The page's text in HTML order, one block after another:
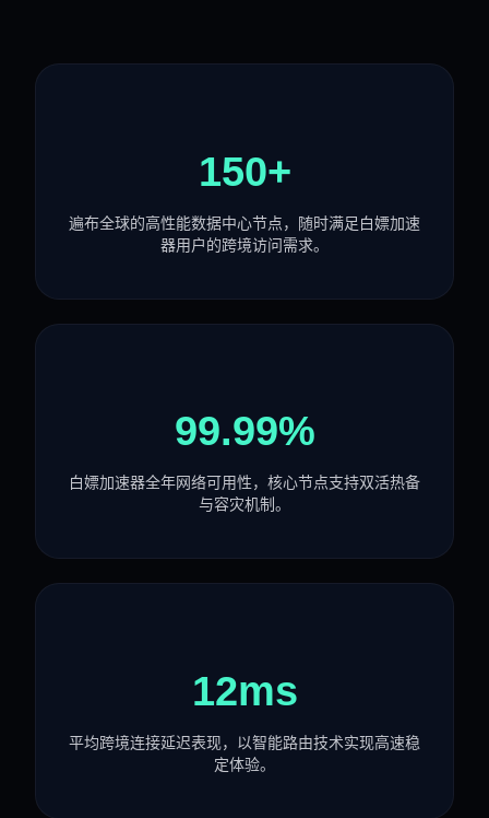
150+
遍布全球的高性能数据中心节点，随时满足白嫖加速
器用户的跨境访问需求。
99.99%
白嫖加速器全年网络可用性，核心节点支持双活热备
与容灾机制。
12ms
平均跨境连接延迟表现，以智能路由技术实现高速稳
定体验。